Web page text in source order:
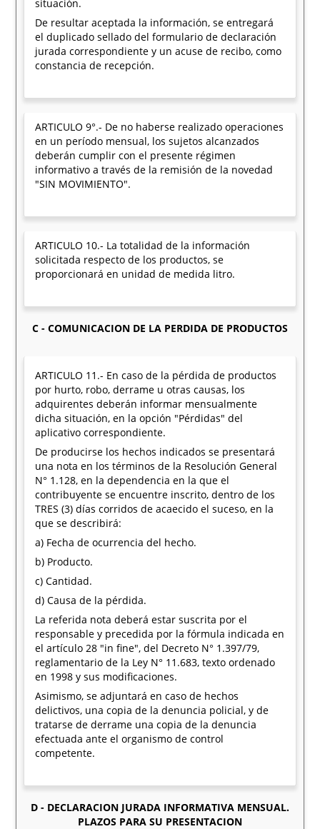
situación.
De resultar aceptada la información, se entregará
el duplicado sellado del formulario de declaración
jurada correspondiente y un acuse de recibo, como
constancia de recepción.
ARTICULO 9°.- De no haberse realizado operaciones
en un período mensual, los sujetos alcanzados
deberán cumplir con el presente régimen
informativo a través de la remisión de la novedad
"SIN MOVIMIENTO".
ARTICULO 10.- La totalidad de la información
solicitada respecto de los productos, se
proporcionará en unidad de medida litro.
C - COMUNICACION DE LA PERDIDA DE PRODUCTOS
ARTICULO 11.- En caso de la pérdida de productos
por hurto, robo, derrame u otras causas, los
adquirentes deberán informar mensualmente
dicha situación, en la opción "Pérdidas" del
aplicativo correspondiente.
De producirse los hechos indicados se presentará
una nota en los términos de la Resolución General
N° 1.128, en la dependencia en la que el
contribuyente se encuentre inscrito, dentro de los
TRES (3) días corridos de acaecido el suceso, en la
que se describirá:
a) Fecha de ocurrencia del hecho.
b) Producto.
c) Cantidad.
d) Causa de la pérdida.
La referida nota deberá estar suscrita por el
responsable y precedida por la fórmula indicada en
el artículo 28 "in fine", del Decreto N° 1.397/79,
reglamentario de la Ley N° 11.683, texto ordenado
en 1998 y sus modificaciones.
Asimismo, se adjuntará en caso de hechos
delictivos, una copia de la denuncia policial, y de
tratarse de derrame una copia de la denuncia
efectuada ante el organismo de control
competente.
D - DECLARACION JURADA INFORMATIVA MENSUAL.
PLAZOS PARA SU PRESENTACION